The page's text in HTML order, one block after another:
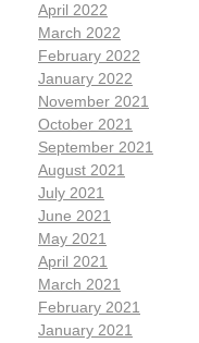
April 2022
March 2022
February 2022
January 2022
November 2021
October 2021
September 2021
August 2021
July 2021
June 2021
May 2021
April 2021
March 2021
February 2021
January 2021